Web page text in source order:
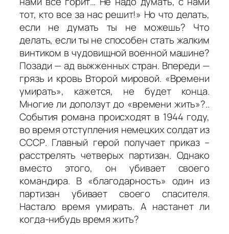
тот, кто все за нас решит!» Но что делать,
если не думать ты не можешь? Что
делать, если ты не способен стать жалким
винтиком в чудовищной военной машине?
Позади — ад выжженных стран. Впереди —
грязь и кровь Второй мировой. «Времени
умирать», кажется, не будет конца.
Многие ли доползут до «времени жить»?..
События романа происходят в 1944 году,
во время отступления немецких солдат из
СССР. Главный герой получает приказ –
расстрелять четверых партизан. Однако
вместо этого, он убивает своего
командира. В «благодарность» один из
партизан убивает своего спасителя.
Настало время умирать. А настанет ли
когда-нибудь время жить?